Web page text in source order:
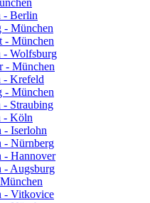
- Berlin
- München
- München
- Wolfsburg
- München
- Krefeld
- München
- Straubing
- Köln
- Iserlohn
- Nürnberg
- Hannover
- Augsburg
- Vitkovice